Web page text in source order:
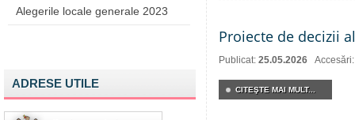
Alegerile locale generale 2023
ADRESE UTILE
Proiecte de decizii
Publicat: 25.05.2026
CITEŞTE MAI MULT...